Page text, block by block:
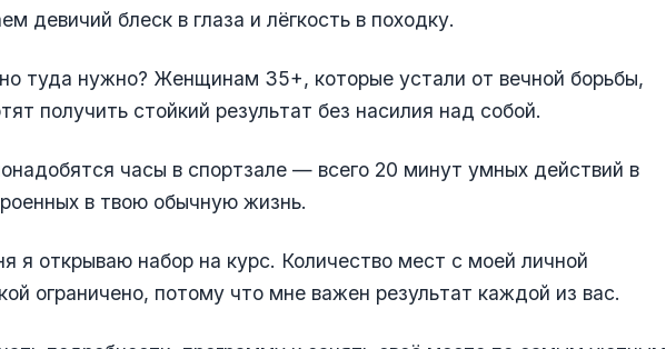
девичий блеск в глаза и лёгкость в походку.
туда нужно? Женщинам 35+, которые устали от вечной борьбы,
получить стойкий результат без насилия над собой.
часы в спортзале — всего 20 минут умных действий в
в твою обычную жизнь.
я открываю набор на курс. Количество мест с моей личной
ограничено, потому что мне важен результат каждой из вас.